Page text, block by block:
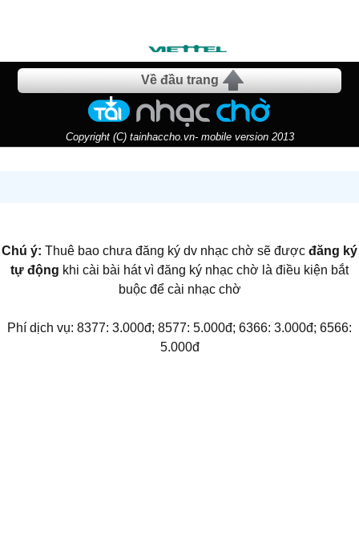
Về đầu trang
Copyright (C) tainhaccho.vn- mobile version 2013
Chú ý: Thuê bao chưa đăng ký dv nhạc chờ sẽ được đăng ký
tự động khi cài bài hát vì đăng ký nhạc chờ là điều kiện bắt
buộc để cài nhạc chờ
Phí dịch vụ: 8377: 3.000đ; 8577: 5.000đ; 6366: 3.000đ; 6566:
5.000đ